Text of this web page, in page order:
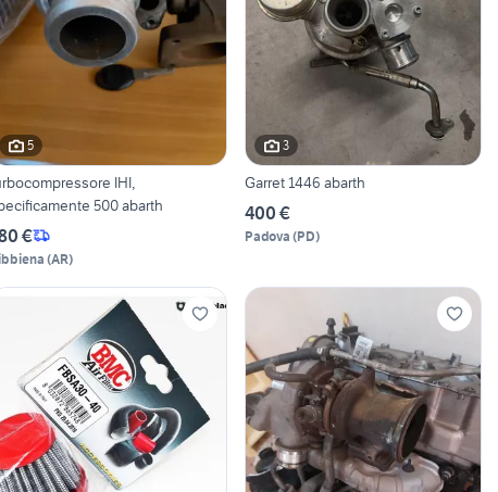
5
IHI,
500 abarth
€
(AR)
3
Garret 1446 abarth
400 €
Padova (PD)